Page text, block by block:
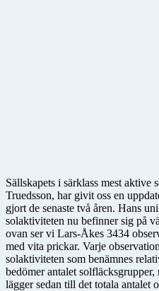
Sällskapets i särklass mest aktive
Truedsson, har givit oss en
gjort de senaste två åren. Hans
solaktiviteten nu befinner sig på
ovan ser vi Lars-Åkes 3434
med vita prickar. Varje
solaktiviteten som benämnes
bedömer antalet
lägger sedan till det totala antalet